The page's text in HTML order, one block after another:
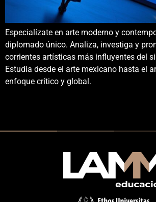
Especialízate en arte moderno y
diplomado único. Analiza, investiga y
corrientes artísticas más influyentes del
Estudia desde el arte mexicano hasta el
enfoque crítico y global.